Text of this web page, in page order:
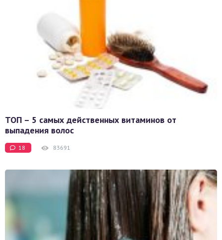
ТОП – 5 самых действенных витаминов от
выпадения волос
18 83691